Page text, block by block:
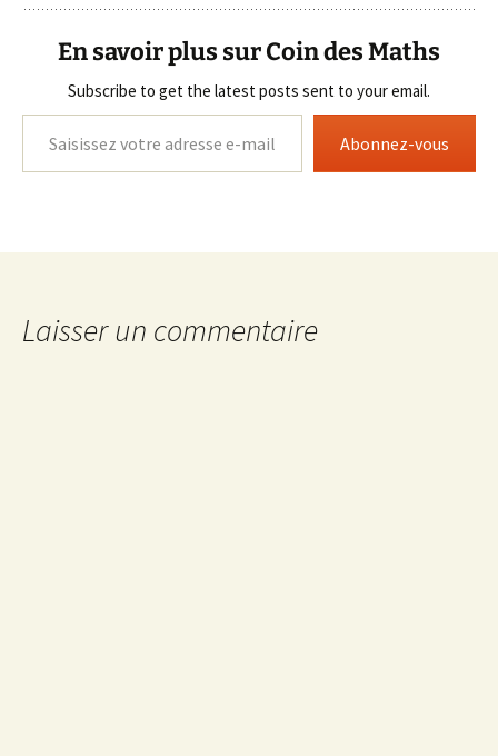
En savoir plus sur Coin des Maths
Subscribe to get the latest posts sent to your email.
Saisissez votre adresse e-mail…
Abonnez-vous
Laisser un commentaire